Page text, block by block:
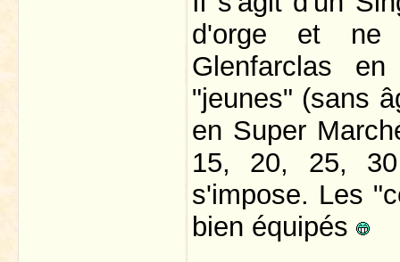
d'orge et ne
Glenfarclas
"jeunes" (sans
en Super
15, 20, 25,
s'impose. Les
bien équipés